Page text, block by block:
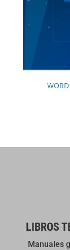
LIBROS
Manuales